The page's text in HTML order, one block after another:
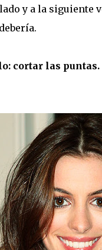
y a la siguiente
cortar las puntas.